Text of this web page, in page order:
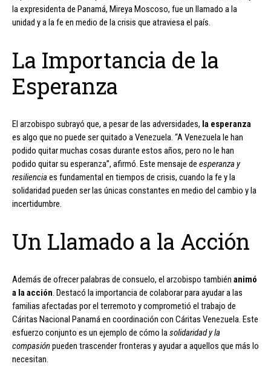
la expresidenta de Panamá, Mireya Moscoso, fue un llamado a la
unidad y a la fe en medio de la crisis que atraviesa el país.
La Importancia de la
Esperanza
El arzobispo subrayó que, a pesar de las adversidades, la esperanza
es algo que no puede ser quitado a Venezuela. “A Venezuela le han
podido quitar muchas cosas durante estos años, pero no le han
podido quitar su esperanza”, afirmó. Este mensaje de esperanza y
resilienciaes fundamental en tiempos de crisis, cuando la fe y la
solidaridad pueden ser las únicas constantes en medio del cambio y la
incertidumbre.
Un Llamado a la Acción
Además de ofrecer palabras de consuelo, el arzobispo también animó
a la acción. Destacó la importancia de colaborar para ayudar a las
familias afectadas por el terremoto y comprometió el trabajo de
Cáritas Nacional Panamá en coordinación con Cáritas Venezuela. Este
esfuerzo conjunto es un ejemplo de cómo lasolidaridad y la
compasiónpueden trascender fronteras y ayudar a aquellos que más lo
necesitan.